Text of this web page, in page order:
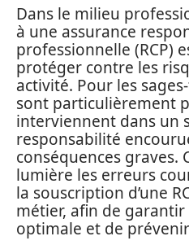
Dans le milieu
à une assurance
professionnelle (RCP)
protéger contre les
activité. Pour les
sont particulièrement
interviennent dans un
responsabilité
conséquences graves.
lumière les erreurs
la souscription d’une
métier, afin de
optimale et de